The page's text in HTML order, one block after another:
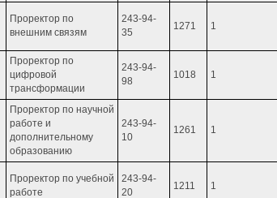
Проректор по
внешним связям
243-94-
35
1271 1
Проректор по
цифровой
трансформации
243-94-
98
1018 1
Проректор по научной
работе и
дополнительному
образованию
243-94-
10
1261 1
Проректор по учебной
работе
243-94-
20
1211 1